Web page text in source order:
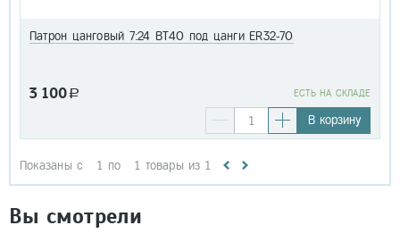
Патрон цанговый 7:24 BT40 под цанги ER32-70
3 100a EСТЬ НА СКЛАДЕ
В корзину
Показаны с 1 по 1 товары из 1
Вы смотрели